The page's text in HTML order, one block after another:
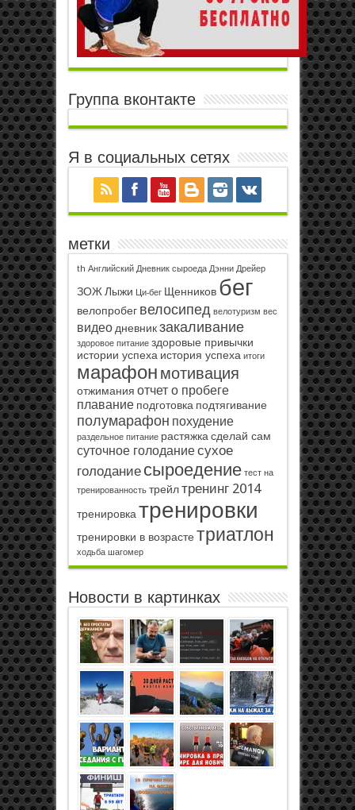
Группа вконтакте
Я в социальных сетях
метки
th Английский Дневник сыроеда Дэнни Дрейер
ЗОЖ Лыжи Ци-бег Щенников бег
велопробег велосипед велотуризм вес
видео дневник закаливание
здоровое питание здоровые привычки
истории успеха история успеха итоги
марафон мотивация
отжимания отчет о пробеге
плавание подготовка подтягивание
полумарафон похудение
раздельное питание растяжка сделай сам
суточное голоданиесухое
голодание сыроедение тест на
тренированность трейл тренинг 2014
тренировка тренировки
тренировки в возрасте триатлон
ходьба шагомер
Новости в картинках